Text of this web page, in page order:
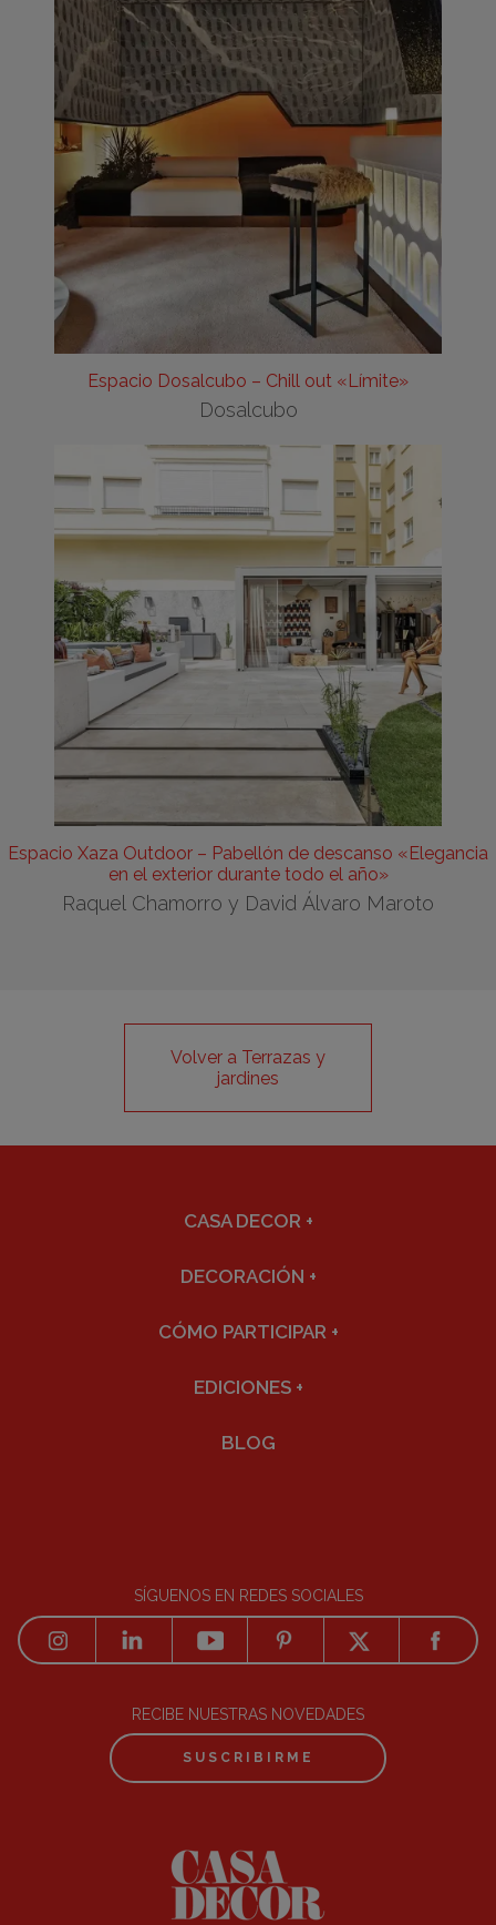
Espacio Dosalcubo – Chill out «Límite»
Dosalcubo
Espacio Xaza Outdoor – Pabellón de descanso «Elegancia
en el exterior durante todo el año»
Raquel Chamorro y David Álvaro Maroto
Volver a Terrazas y
jardines
CASA DECOR +
DECORACIÓN +
CÓMO PARTICIPAR +
EDICIONES +
BLOG
SÍGUENOS EN REDES SOCIALES
RECIBE NUESTRAS NOVEDADES
SUSCRIBIRME